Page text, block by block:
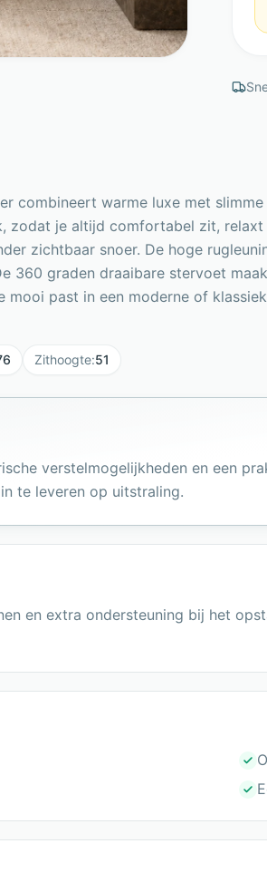
combineert warme luxe met
zodat je altijd comfortabel zit,
zichtbaar snoer. De hoge
360 graden draaibare stervoet
past in een moderne of
Zithoogte:51
verstelmogelijkheden en een
te leveren op uitstraling.
en extra ondersteuning bij het